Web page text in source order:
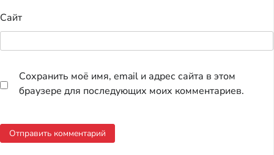
Сайт
Сохранить моё имя, email и адрес сайта в этом
браузере для последующих моих комментариев.